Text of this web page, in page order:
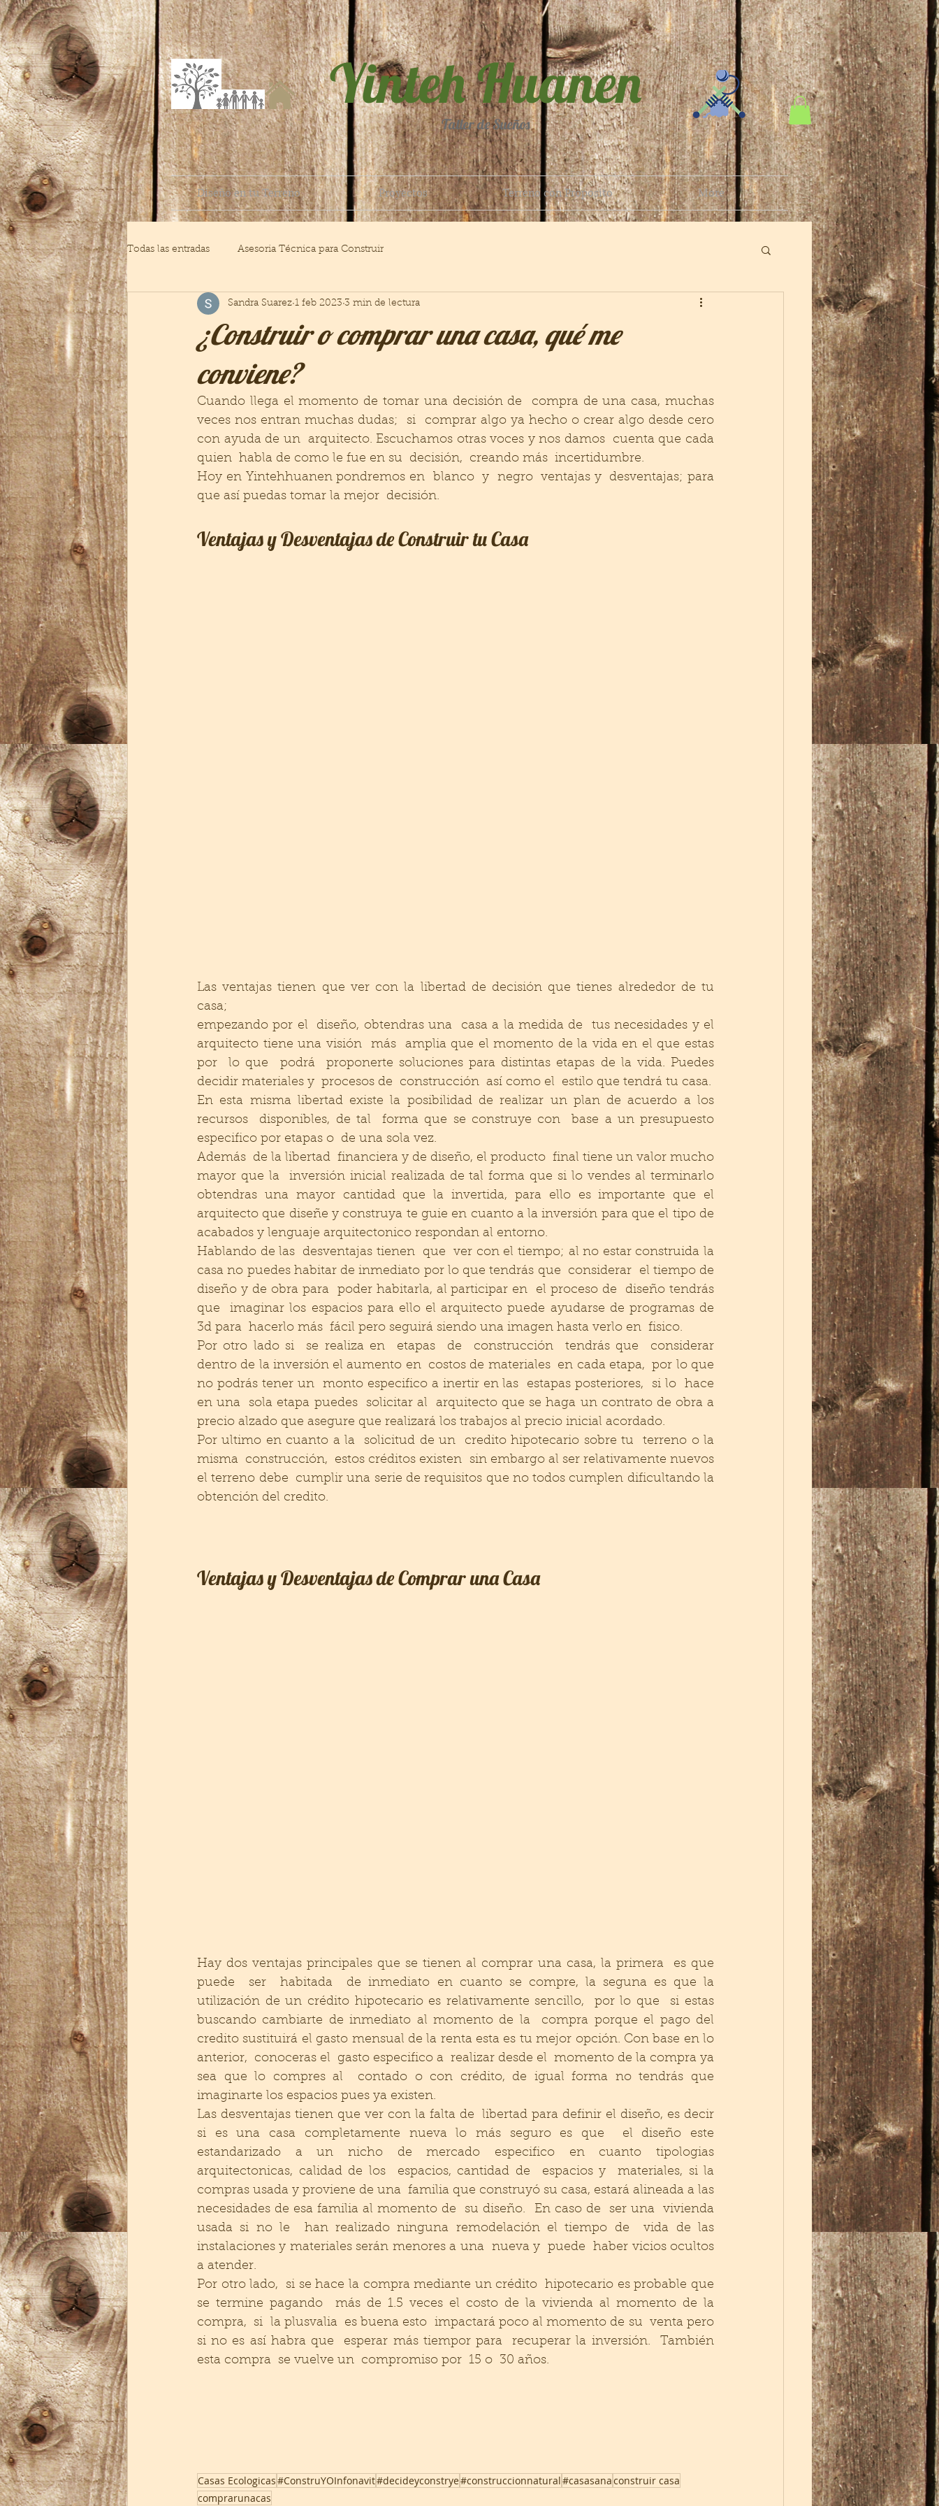
Yinteh Huanen
Taller de Sueños
Diseño en tu Terreno Proyectos Terreno con Proposito More
Todas las entradas Asesoria Técnica para Construir
¿Construir o comprar una casa, qué me
conviene?
Sandra Suarez 1 feb 2023 3 min de lectura
Cuando llega el momento de tomar una decisión de  compra de una casa, muchas
veces nos entran muchas dudas;  si  comprar algo ya hecho o crear algo desde cero
con ayuda de un  arquitecto. Escuchamos otras voces y nos damos  cuenta que cada
quien  habla de como le fue en su  decisión,  creando más  incertidumbre.
Hoy en Yintehhuanen pondremos en  blanco  y  negro  ventajas y  desventajas; para
que así puedas tomar la mejor  decisión.
Ventajas y Desventajas de Construir tu Casa
Las ventajas tienen que ver con la libertad de decisión que tienes alrededor de tu
casa;
empezando por el  diseño, obtendras una  casa a la medida de  tus necesidades y el
arquitecto tiene una visión  más  amplia que el momento de la vida en el que estas
por  lo que  podrá  proponerte soluciones para distintas etapas de la vida. Puedes
En esta misma libertad existe la posibilidad de realizar un plan de acuerdo a los
recursos  disponibles, de tal  forma que se construye con  base a un presupuesto
especifico por etapas o  de una sola vez.
Además  de la libertad  financiera y de diseño, el producto  final tiene un valor mucho
mayor que la  inversión inicial realizada de tal forma que si lo vendes al terminarlo
obtendras una mayor cantidad que la invertida, para ello es importante que el
arquitecto que diseñe y construya te guie en cuanto a la inversión para que el tipo de
acabados y lenguaje arquitectonico respondan al entorno.
Hablando de las  desventajas tienen  que  ver con el tiempo; al no estar construida la
casa no puedes habitar de inmediato por lo que tendrás que  considerar  el tiempo de
diseño y de obra para  poder habitarla, al participar en  el proceso de  diseño tendrás
que  imaginar los espacios para ello el arquitecto puede ayudarse de programas de
3d para  hacerlo más  fácil pero seguirá siendo una imagen hasta verlo en  fisico.
Por otro lado si  se realiza en  etapas  de  construcción  tendrás que  considerar
dentro de la inversión el aumento en  costos de materiales  en cada etapa,  por lo que
no podrás tener un  monto especifico a inertir en las  estapas posteriores,  si lo  hace
en una  sola etapa puedes  solicitar al  arquitecto que se haga un contrato de obra a
precio alzado que asegure que realizará los trabajos al precio inicial acordado.
Por ultimo en cuanto a la  solicitud de un  credito hipotecario sobre tu  terreno o la
misma  construcción,  estos créditos existen  sin embargo al ser relativamente nuevos
el terreno debe  cumplir una serie de requisitos que no todos cumplen dificultando la
obtención del credito.
Ventajas y Desventajas de Comprar una Casa
Hay dos ventajas principales que se tienen al comprar una casa, la primera  es que
puede  ser  habitada  de inmediato en cuanto se compre, la seguna es que la
utilización de un crédito hipotecario es relativamente sencillo,  por lo que  si estas
buscando cambiarte de inmediato al momento de la  compra porque el pago del
credito sustituirá el gasto mensual de la renta esta es tu mejor opción. Con base en lo
anterior,  conoceras el  gasto especifico a  realizar desde el  momento de la compra ya
sea que lo compres al  contado o con crédito, de igual forma no tendrás que
imaginarte los espacios pues ya existen.
Las desventajas tienen que ver con la falta de  libertad para definir el diseño, es decir
si es una casa completamente nueva lo más seguro es que  el diseño este
estandarizado a un nicho de mercado especifico en cuanto tipologias
arquitectonicas, calidad de los  espacios, cantidad de  espacios y  materiales, si la
compras usada y proviene de una  familia que construyó su casa, estará alineada a las
necesidades de esa familia al momento de  su diseño.  En caso de  ser una  vivienda
usada si no le  han realizado ninguna remodelación el tiempo de  vida de las
instalaciones y materiales serán menores a una  nueva y  puede  haber vicios ocultos
a atender.
Por otro lado,  si se hace la compra mediante un crédito  hipotecario es probable que
se termine pagando  más de 1.5 veces el costo de la vivienda al momento de la
compra,  si  la plusvalia  es buena esto  impactará poco al momento de su  venta pero
si no es así habra que  esperar más tiempor para  recuperar la inversión.  También
esta compra  se vuelve un  compromiso por  15 o  30 años.
Casas Ecologicas#ConstruYOInfonavit#decideyconstrye#construccionnatural#casasanaconstruir casa
comprarunacas